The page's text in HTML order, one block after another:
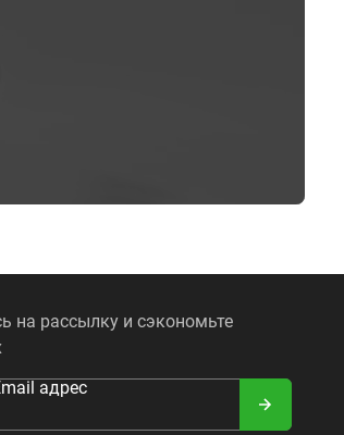
на рассылку и сэкономьте
адрес